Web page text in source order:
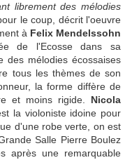
librement des mélodies
le coup, décrit l'oeuvre
à Felix Mendelssohn
de l'Ecosse dans sa
des mélodies écossaises
tous les thèmes de son
la forme diffère de
et moins rigide. Nicola
la violoniste idoine pour
d'une robe verte, on est
Salle Pierre Boulez
après une remarquable